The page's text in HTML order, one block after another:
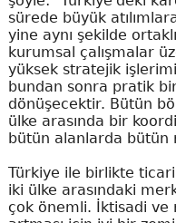
sürede büyük
yine aynı şekilde
kurumsal çalışmalar
yüksek stratejik
bundan sonra pratik
dönüşecektir. Bütün
ülke arasında bir
bütün alanlarda bütün
Türkiye ile birlikte
iki ülke arasındaki
çok önemli. İktisadi ve